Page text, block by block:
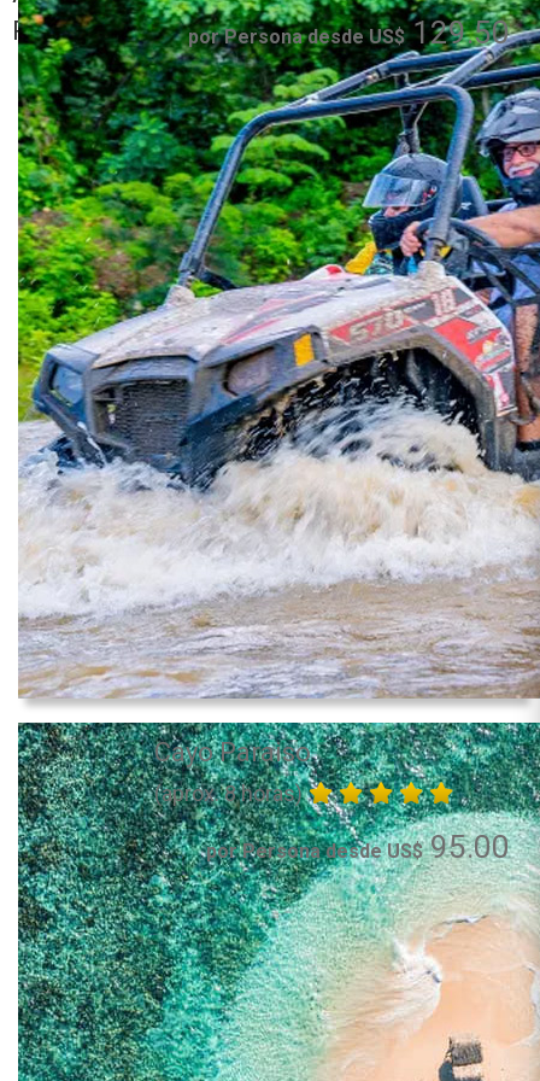
Romana
Plata, Sosua,
Cofresi - Maimon
por Persona desde US$129.50
Cayo Paraiso
(aprox. 8 horas)
por Persona desde US$95.00